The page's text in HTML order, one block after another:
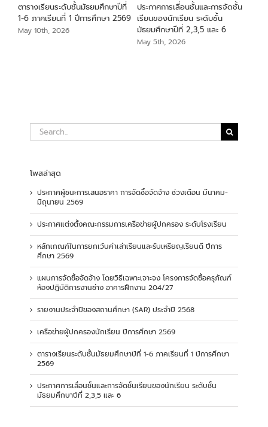
ตารางเรียนระดับชั้นมัธยมศึกษาปีที่
1-6 ภาคเรียนที่ 1 ปีการศึกษา 2569
May 10th, 2026
ประกาศการเลื่อนชั้นและการจัดชั้น
เรียนของนักเรียน ระดับชั้น
มัธยมศึกษาปีที่ 2,3,5 และ 6
May 5th, 2026
Search
for:
โพสล่าสุด
ประกาศผู้ชนะการเสนอราคา การจัดซื้อจัดจ้าง ช่วงเดือน มีนาคม-
มิถุนายน 2569
ประกาศแต่งตั้งคณะกรรมการเครือข่ายผู้ปกครอง ระดับโรงเรียน
หลักเกณฑ์ในการยกเว้นค่าเล่าเรียนและรับเหรียญเรียนดี ปีการ
ศึกษา 2569
แผนการจัดซื้อจัดจ้าง โดยวิธีเฉพาะเจาะจง โครงการจัดซื้อครุภัณฑ์
ห้องปฏิบัติการงานช่าง อาคารฝึกงาน 204/27
รายงานประจำปีของสถานศึกษา (SAR) ประจำปี 2568
เครือข่ายผู้ปกครองนักเรียน ปีการศึกษา 2569
ตารางเรียนระดับชั้นมัธยมศึกษาปีที่ 1-6 ภาคเรียนที่ 1 ปีการศึกษา
2569
ประกาศการเลื่อนชั้นและการจัดชั้นเรียนของนักเรียน ระดับชั้น
มัธยมศึกษาปีที่ 2,3,5 และ 6